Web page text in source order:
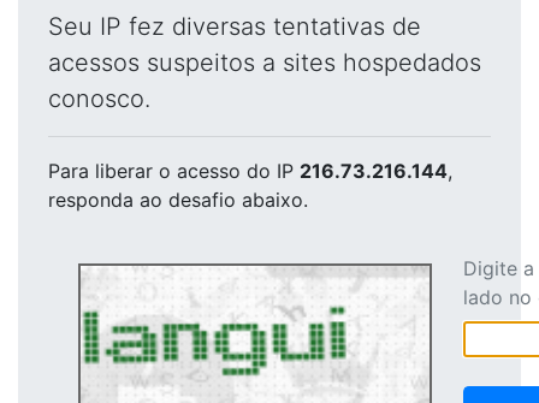
Seu IP fez diversas tentativas de
acessos suspeitos a sites hospedados
conosco.
Para liberar o acesso do IP 216.73.216.144,
responda ao desafio abaixo.
Digite
lado no